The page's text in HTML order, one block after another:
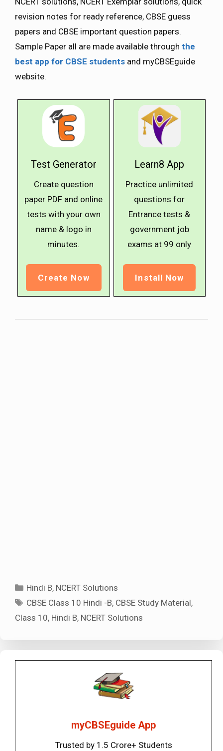
revision notes for ready reference, CBSE guess
papers and CBSE important question papers.
Sample Paper all are made available through the
best app for CBSE students and myCBSEguide
website.
Test Generator
Create question
paper PDF and online
tests with your own
name & logo in
minutes.
Create Now
Learn8 App
Practice unlimited
questions for
Entrance tests &
government job
exams at ₹99 only
Install Now
Categories
Hindi B, NCERT Solutions
Tags
CBSE Class 10 Hindi -B, CBSE Study Material,
Class 10, Hindi B, NCERT Solutions
myCBSEguide App
Trusted by 1.5 Crore+ Students